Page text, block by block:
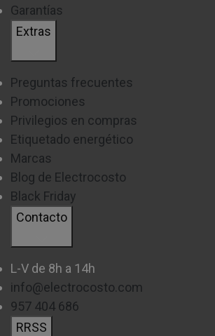
Garantías
Extras
Preguntas frecuentes
Promociones
Privilegios en compras
Etiquetado energético
Marcas
Blog de Electrocosto
Black Friday
Contacto
L-V de 8h a 14h
info@electrocosto.com
957 404 686
RRSS